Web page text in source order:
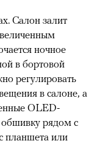
Салон залит
ночное
в бортовой
регулировать
в салоне, а
OLED-
обшивку рядом с
планшета или